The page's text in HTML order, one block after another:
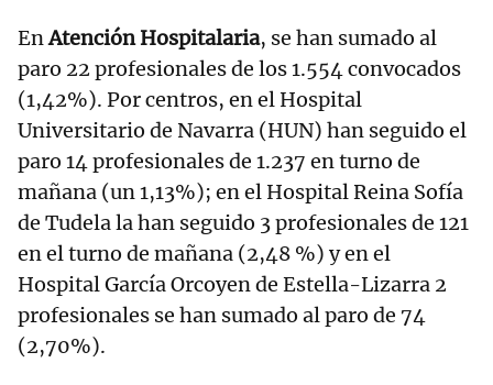
EnAtención Hospitalaria, se han sumado al
paro 22 profesionales de los 1.554 convocados
(1,42%). Por centros, en el Hospital
Universitario de Navarra (HUN) han seguido el
paro 14 profesionales de 1.237 en turno de
mañana (un 1,13%); en el Hospital Reina Sofía
de Tudela la han seguido 3 profesionales de 121
en el turno de mañana (2,48 %) y en el
Hospital García Orcoyen de Estella-Lizarra 2
profesionales se han sumado al paro de 74
(2,70%).